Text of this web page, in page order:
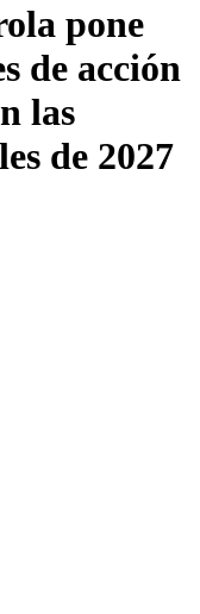
pone
de acción
las
de 2027